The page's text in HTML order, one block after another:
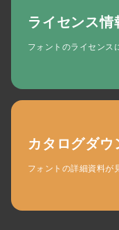
ライセンス情
フォントのライセンス
カタログダウ
フォントの詳細資料が